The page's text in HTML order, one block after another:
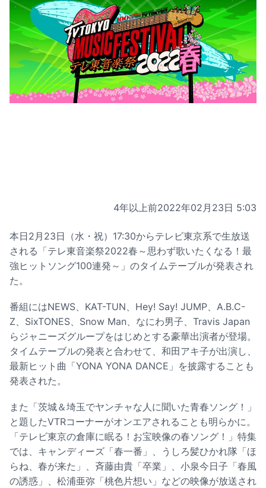
4年以上前2022年02月23日 5:03
本日2月23日（水・祝）17:30からテレビ東京系で生放送
される「テレ東音楽祭2022春～思わず歌いたくなる！最
強ヒットソング100連発～」のタイムテーブルが発表され
た。
番組にはNEWS、KAT-TUN、Hey! Say! JUMP、A.B.C-
Z、SixTONES、Snow Man、なにわ男子、Travis Japan
らジャニーズグループをはじめとする豪華出演者が登場。
タイムテーブルの発表と合わせて、和田アキ子が出演し、
最新ヒット曲「YONA YONA DANCE」を披露することも
発表された。
また「茨城＆埼玉でヤンチャな人に聞いた青春ソング！」
と題したVTRコーナーがオンエアされることも明らかに。
「テレビ東京の倉庫に眠る！お宝映像の春ソング！」特集
では、キャンディーズ「春一番」、うしろ髪ひかれ隊「ほ
らね、春が来た」、斉藤由貴「卒業」、小泉今日子「春風
の誘惑」、松浦亜弥「桃色片想い」などの映像が放送され